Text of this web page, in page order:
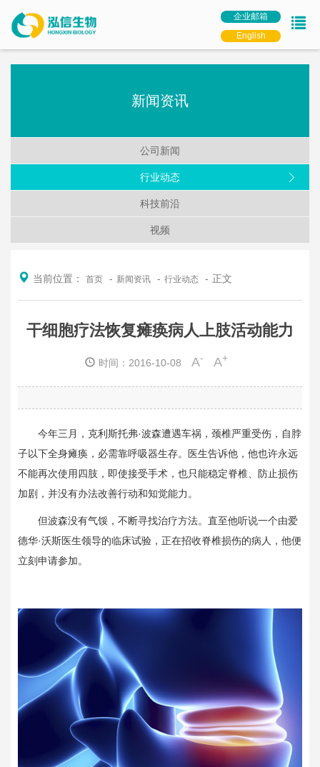
企业邮箱
English
新闻资讯
公司新闻
行业动态
科技前沿
视频
当前位置： 首页 新闻资讯 行业动态 正文
干细胞疗法恢复瘫痪病人上肢活动能力
时间：2016-10-08 A- A+
今年三月，克利斯托弗·波森遭遇车祸，颈椎严重受伤，自脖
子以下全身瘫痪，必需靠呼吸器生存。医生告诉他，他也许永远
不能再次使用四肢，即使接受手术，也只能稳定脊椎、防止损伤
加剧，并没有办法改善行动和知觉能力。
但波森没有气馁，不断寻找治疗方法。直至他听说一个由爱
德华·沃斯医生领导的临床试验，正在招收脊椎损伤的病人，他便
立刻申请参加。